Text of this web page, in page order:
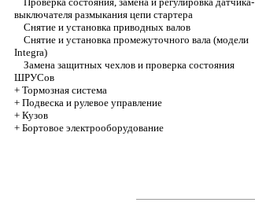
выключателя размыкания цепи стартера
Снятие и установка приводных валов
Снятие и установка промежуточного вала (модели
Integra)
Замена защитных чехлов и проверка состояния
ШРУСов
+ Тормозная система
+ Подвеска и рулевое управление
+ Кузов
+ Бортовое электрооборудование